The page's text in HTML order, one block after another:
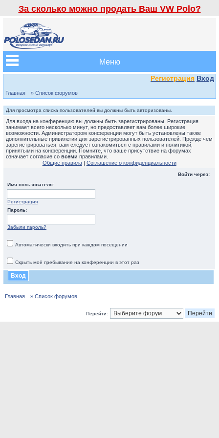
За сколько можно продать Ваш VW Polo?
Меню
Регистрация Вход
Главная » Список форумов
Для просмотра списка пользователей вы должны быть авторизованы.
Для входа на конференцию вы должны быть зарегистрированы. Регистрация
занимает всего несколько минут, но предоставляет вам более широкие
возможности. Администратором конференции могут быть установлены также
дополнительные привилегии для зарегистрированных пользователей. Прежде чем
зарегистрироваться, вам следует ознакомиться с правилами и политикой,
принятыми на конференции. Помните, что ваше присутствие на форумах
означает согласие со всеми правилами.
Общие правила| Соглашение о конфиденциальности
Войти через:
Имя пользователя:
Регистрация
Пароль:
Забыли пароль?
Автоматически входить при каждом посещении
Скрыть моё пребывание на конференции в этот раз
Главная » Список форумов
Перейти: